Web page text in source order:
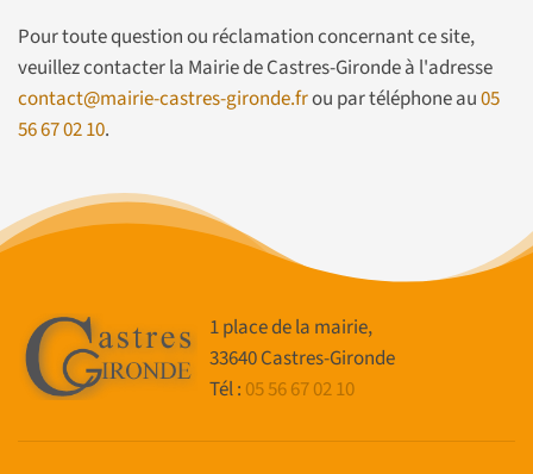
Pour toute question ou réclamation concernant ce site,
veuillez contacter la Mairie de Castres-Gironde à l'adresse
contact@mairie-castres-gironde.frou par téléphone au05
56 67 02 10.
1 place de la mairie,
33640 Castres-Gironde
Tél : 05 56 67 02 10